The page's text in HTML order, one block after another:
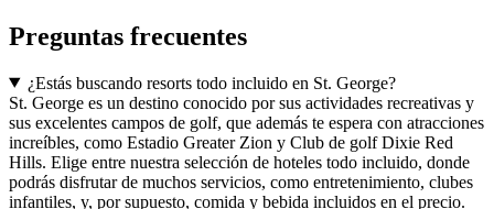
Preguntas frecuentes
¿Estás buscando resorts todo incluido en St. George?
St. George es un destino conocido por sus actividades recreativas y
sus excelentes campos de golf, que además te espera con atracciones
increíbles, como Estadio Greater Zion y Club de golf Dixie Red
Hills. Elige entre nuestra selección de hoteles todo incluido, donde
podrás disfrutar de muchos servicios, como entretenimiento, clubes
infantiles, y, por supuesto, comida y bebida incluidos en el precio.